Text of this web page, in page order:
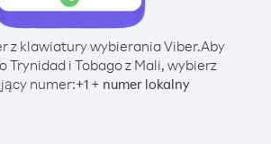
z klawiatury wybierania Viber.Aby
Trynidad i Tobago z Mali, wybierz
numer:+1+ numer lokalny